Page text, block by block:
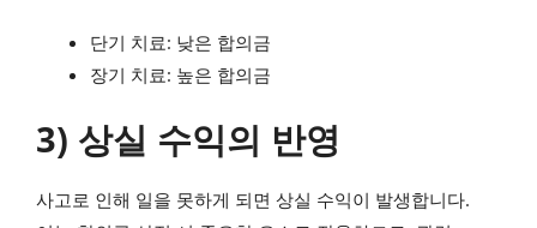
단기 치료: 낮은 합의금
장기 치료: 높은 합의금
3) 상실 수익의 반영
사고로 인해 일을 못하게 되면 상실 수익이 발생합니다.